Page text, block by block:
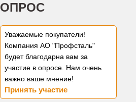
ОПРОС
Уважаемые покупатели!
Компания АО "Профсталь"
будет благодарна вам за
участие в опросе. Нам очень
важно ваше мнение!
Принять участие